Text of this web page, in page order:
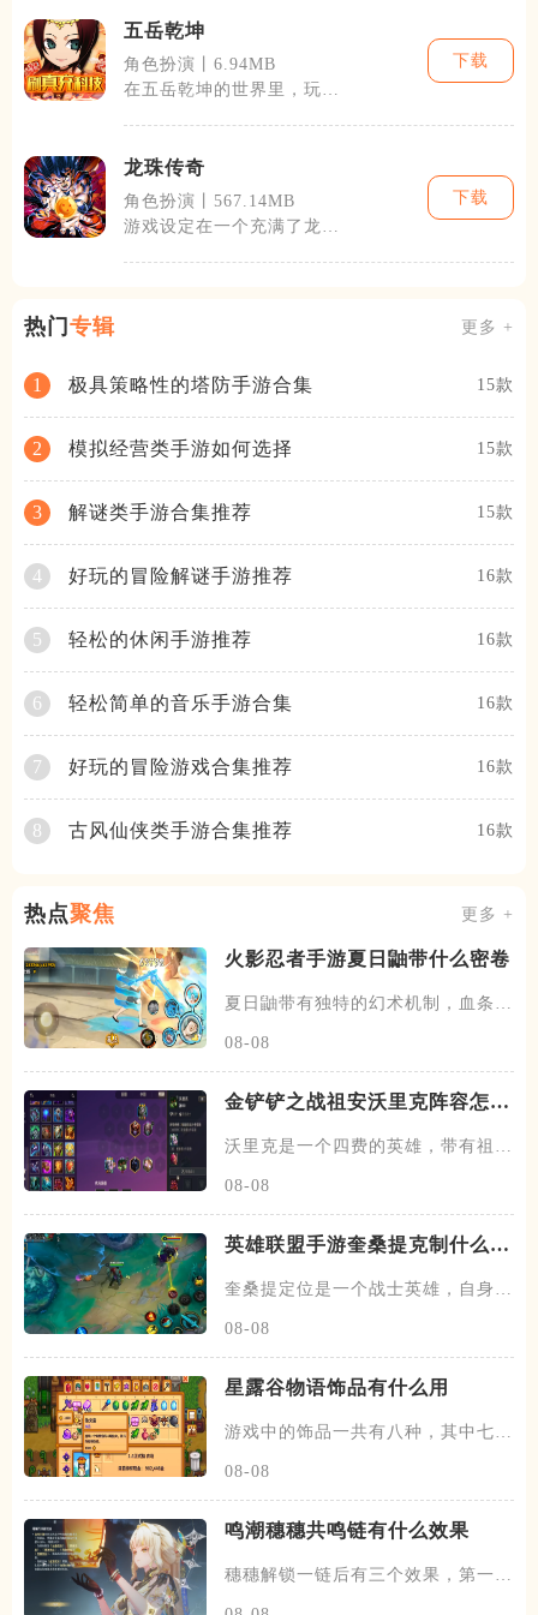
五岳乾坤
角色扮演丨6.94MB
在五岳乾坤的世界里，玩家
下载
龙珠传奇
角色扮演丨567.14MB
游戏设定在一个充满了龙珠
下载
热门 专辑 更多 +
1 极具策略性的塔防手游合集 15款
2 模拟经营类手游如何选择 15款
3 解谜类手游合集推荐 15款
4 好玩的冒险解谜手游推荐 16款
5 轻松的休闲手游推荐 16款
6 轻松简单的音乐手游合集 16款
7 好玩的冒险游戏合集推荐 16款
8 古风仙侠类手游合集推荐 16款
热点聚焦 更多 +
火影忍者手游夏日鼬带什么密卷
夏日鼬带有独特的幻术机制，血条下
08-08
金铲铲之战祖安沃里克阵容怎么
沃里克是一个四费的英雄，带有祖安
08-08
英雄联盟手游奎桑提克制什么英
奎桑提定位是一个战士英雄，自身的
08-08
星露谷物语饰品有什么用
游戏中的饰品一共有八种，其中七种
08-08
鸣潮穗穗共鸣链有什么效果
穗穗解锁一链后有三个效果，第一个